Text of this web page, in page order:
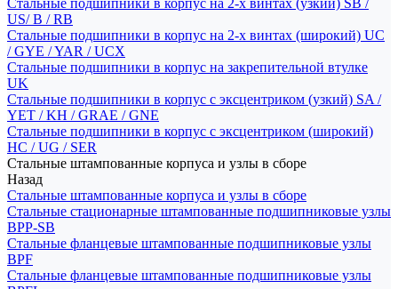
Стальные подшипники в корпус на 2-х винтах (узкий) SB /
US/ B / RB
Стальные подшипники в корпус на 2-х винтах (широкий) UC
/ GYE / YAR / UCX
Стальные подшипники в корпус на закрепительной втулке
UK
Стальные подшипники в корпус с эксцентриком (узкий) SA /
YET / KH / GRAE / GNE
Стальные подшипники в корпус с эксцентриком (широкий)
HC / UG / SER
Стальные штампованные корпуса и узлы в сборе
Назад
Стальные штампованные корпуса и узлы в сборе
Стальные стационарные штампованные подшипниковые узлы
BPP-SB
Стальные фланцевые штампованные подшипниковые узлы
BPF
Стальные фланцевые штампованные подшипниковые узлы